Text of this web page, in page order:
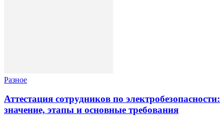
Разное
Аттестация сотрудников по электробезопасности:
значение, этапы и основные требования